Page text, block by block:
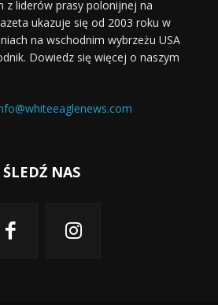
z liderów prasy polonijnej na
ukazuje się od 2003 roku w
na wschodnim wybrzeżu USA
Dowiedz się więcej o naszym
ŚLEDŹ NAS